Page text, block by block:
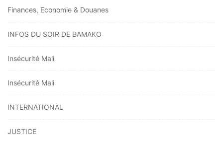
Finances, Economie & Douanes
INFOS DU SOIR DE BAMAKO
Insécurité Mali
Insécurité Mali
INTERNATIONAL
JUSTICE